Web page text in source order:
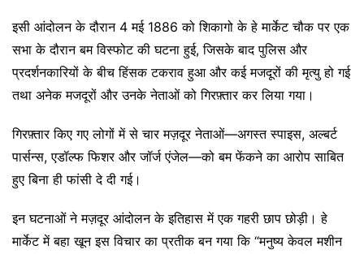
इसी आंदोलन के दौरान 4 मई 1886 को शिकागो के हे मार्केट चौक पर एक
सभा के दौरान बम विस्फोट की घटना हुई, जिसके बाद पुलिस और
प्रदर्शनकारियों के बीच हिंसक टकराव हुआ और कई मजदूरों की मृत्यु हो गई
तथा अनेक मजदूरों और उनके नेताओं को गिरफ़्तार कर लिया गया।
गिरफ़्तार किए गए लोगों में से चार मज़दूर नेताओं—अगस्त स्पाइस, अल्बर्ट
पार्सन्स, एडॉल्फ फिशर और जॉर्ज एंजेल—को बम फेंकने का आरोप साबित
हुए बिना ही फांसी दे दी गई।
इन घटनाओं ने मज़दूर आंदोलन के इतिहास में एक गहरी छाप छोड़ी। हे
मार्केट में बहा खून इस विचार का प्रतीक बन गया कि “मनुष्य केवल मशीन